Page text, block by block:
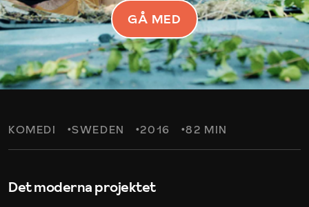
GÅ MED
KOMEDI SWEDEN 2016 82 MIN
Det moderna projektet